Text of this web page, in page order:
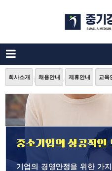
중소기업컨설팅 FAQ
회사소개 채용안내 제휴안내 교육
중소기업의 성공적인
기업의 경영안정을 위한 가